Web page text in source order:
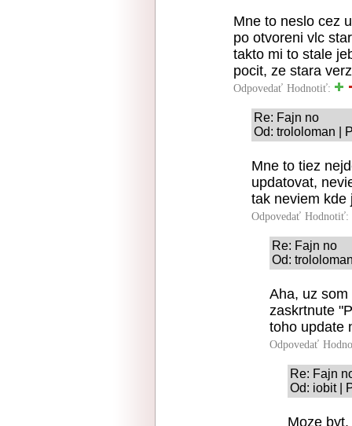
Mne to neslo cez
po otvoreni vlc
takto mi to stale
pocit, ze stara
Odpovedať Hodnotiť:
Re: Fajn no
Od: trololoman |
Mne to tiez
updatovat,
tak neviem kde
Odpovedať Hodnotiť:
Re: Fajn no
Od:
Aha, uz
zaskrtnute
toho update
Odpovedať
Re: Fajn
Od: iobit |
Moze